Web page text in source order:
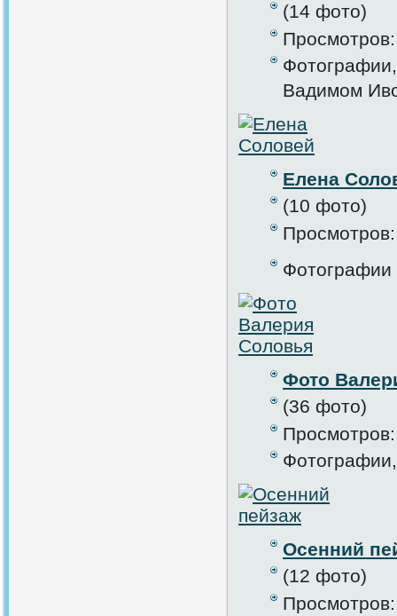
(14 фото)
Вадимом
Елена
(10 фото)
Фото
(36 фото)
Осенний
(12 фото)